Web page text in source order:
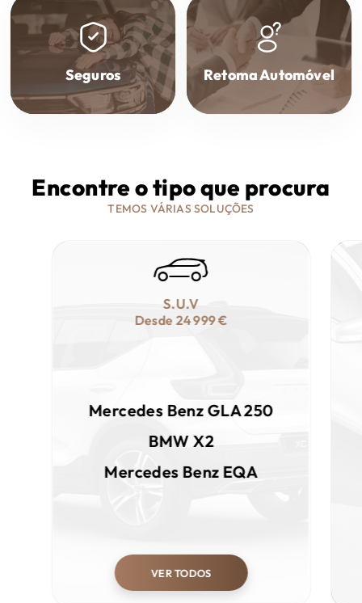
Seguros Retoma Automóvel
Encontre o tipo que procura
TEMOS VÁRIAS SOLUÇÕES
S.U.V
Desde 24 999 €
Mercedes Benz GLA 250
BMW X2
Mercedes Benz EQA
VER TODOS